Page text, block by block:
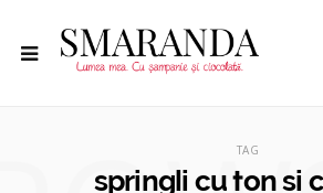
TAG
springli cu ton si